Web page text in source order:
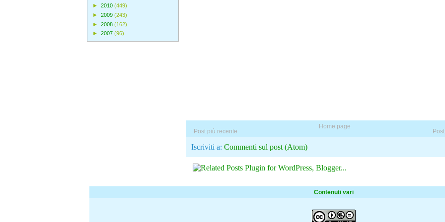
Post più recente
Home page
Iscriviti a: Commenti sul post (Atom)
► 2010 (449)
► 2009 (243)
► 2008 (162)
► 2007 (96)
Contenuti vari